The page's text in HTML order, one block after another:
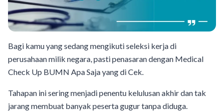
Bagi kamu yang sedang mengikuti seleksi kerja di
perusahaan milik negara, pasti penasaran dengan Medical
Check Up BUMN Apa Saja yang di Cek.
Tahapan ini sering menjadi penentu kelulusan akhir dan tak
jarang membuat banyak peserta gugur tanpa diduga.